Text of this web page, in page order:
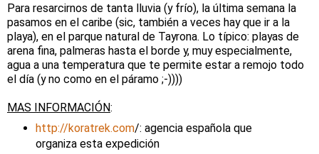
Para resarcirnos de tanta lluvia (y frío), la última semana la
pasamos en el caribe (sic, también a veces hay que ir a la
playa), en el parque natural de Tayrona. Lo típico: playas de
arena fina, palmeras hasta el borde y, muy especialmente,
agua a una temperatura que te permite estar a remojo todo
el día (y no como en el páramo ;-))))
MAS INFORMACIÓN:
http://koratrek.com/: agencia española que
organiza esta expedición